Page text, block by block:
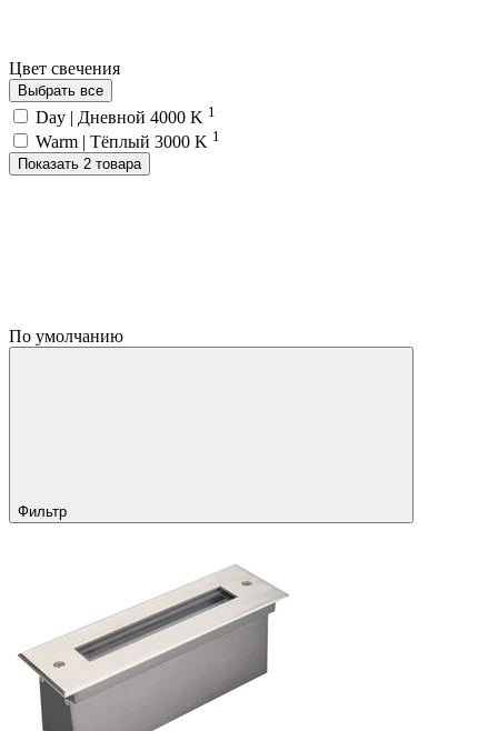
Цвет свечения
Выбрать все
Day | Дневной 4000 K 1
Warm | Тёплый 3000 K 1
Показать 2 товара
По умолчанию
Фильтр